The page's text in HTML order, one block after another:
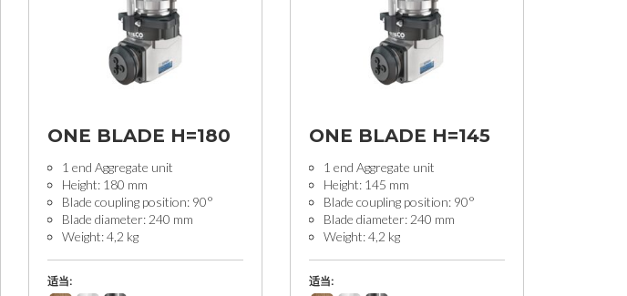
ONE BLADE H=180
1 end Aggregate unit
Height: 180 mm
Blade coupling position: 90°
Blade diameter: 240 mm
Weight: 4,2 kg
适当:
ONE BLADE H=145
1 end Aggregate unit
Height: 145 mm
Blade coupling position: 90°
Blade diameter: 240 mm
Weight: 4,2 kg
适当: